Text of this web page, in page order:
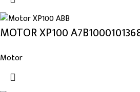
MOTOR XP100
Motor